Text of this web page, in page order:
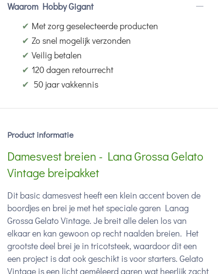
Waarom Hobby Gigant
✔ Met zorg geselecteerde producten
✔ Zo snel mogelijk verzonden
✔ Veilig betalen
✔ 120 dagen retourrecht
✔ 50 jaar vakkennis
Product informatie
Damesvest breien - Lana Grossa Gelato
Vintage breipakket
Dit basic damesvest heeft een klein accent boven de
boordjes en brei je met het speciale garen Lanag
Grossa Gelato Vintage. Je breit alle delen los van
elkaar en kan gewoon op recht naalden breien. Het
grootste deel brei je in tricotsteek, waardoor dit een
een project is dat ook geschikt is voor starters. Gelato
Vintage is een licht gemêleerd garen wat heerlijk zacht